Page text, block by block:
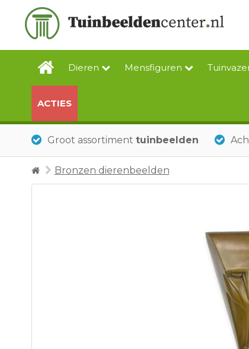
Dieren Mensfiguren
ACTIES
Groot assortiment tuinbeelden
Bronzen dierenbeelden